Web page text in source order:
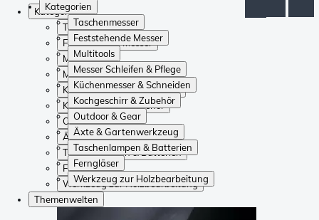
Kategorien
Taschenmesser
Feststehende Messer
Multitools
Messer Schleifen & Pflege
Küchenmesser & Schneiden
Kochgeschirr & Zubehör
Outdoor & Gear
Äxte & Gartenwerkzeug
Taschenlampen & Batterien
Ferngläser
Werkzeug zur Holzbearbeitung
Kategorien
Taschenmesser
Feststehende Messer
Multitools
Messer Schleifen & Pflege
Küchenmesser & Schneiden
Kochgeschirr & Zubehör
Outdoor & Gear
Äxte & Gartenwerkzeug
Taschenlampen & Batterien
Ferngläser
Werkzeug zur Holzbearbeitung
Themenwelten